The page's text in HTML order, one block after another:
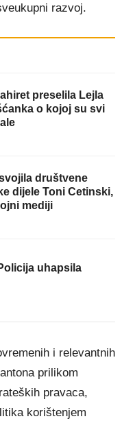
razvoj.
preselila Lejla
o kojoj su svi
društvene
dijele Toni Cetinski,
mediji
uhapsila
i relevantnih
prilikom
pravaca,
korištenjem